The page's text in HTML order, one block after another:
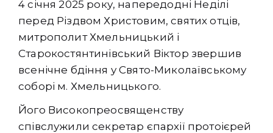
4 січня 2025 року, напередодні Неділі
перед Різдвом Христовим, святих отців,
митрополит Хмельницький і
Старокостянтинівський Віктор звершив
всенічне бдіння у Свято-Миколаївському
соборі м. Хмельницького.
Його Високопреосвященству
співслужили секретар єпархії протоієрей